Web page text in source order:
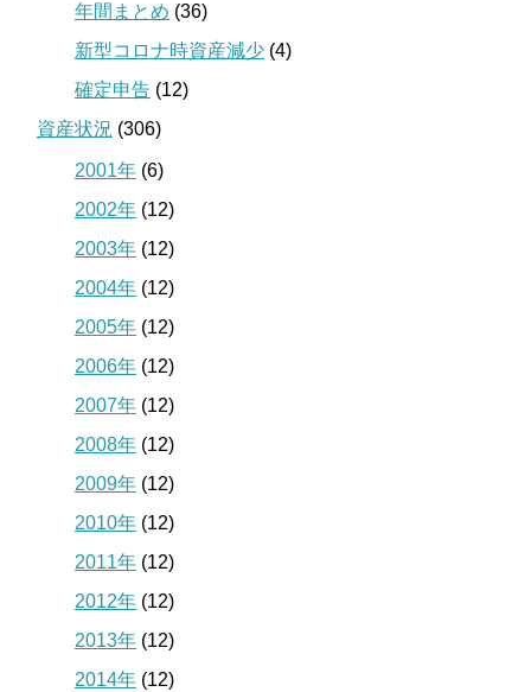
年間まとめ (36)
新型コロナ時資産減少 (4)
確定申告 (12)
資産状況 (306)
2001年 (6)
2002年 (12)
2003年 (12)
2004年 (12)
2005年 (12)
2006年 (12)
2007年 (12)
2008年 (12)
2009年 (12)
2010年 (12)
2011年 (12)
2012年 (12)
2013年 (12)
2014年 (12)